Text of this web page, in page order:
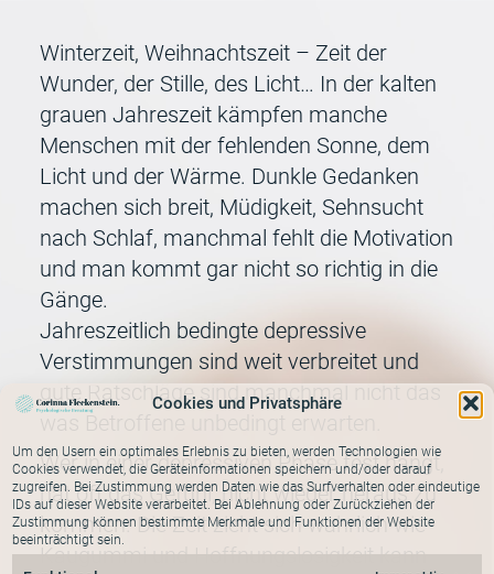
Cookies und Privatsphäre
Um den Usern ein optimales Erlebnis zu bieten, werden Technologien wie
Cookies verwendet, die Geräteinformationen speichern und/oder darauf
zugreifen. Bei Zustimmung werden Daten wie das Surfverhalten oder eindeutige
IDs auf dieser Website verarbeitet. Bei Ablehnung oder Zurückziehen der
Zustimmung können bestimmte Merkmale und Funktionen der Website
beeinträchtigt sein.
Winterzeit, Weihnachtszeit – Zeit der
Wunder, der Stille, des Licht… In der kalten
grauen Jahreszeit kämpfen manche
Menschen mit der fehlenden Sonne, dem
Licht und der Wärme. Dunkle Gedanken
machen sich breit, Müdigkeit, Sehnsucht
nach Schlaf, manchmal fehlt die Motivation
und man kommt gar nicht so richtig in die
Gänge.
Jahreszeitlich bedingte depressive
Verstimmungen sind weit verbreitet und
gute Ratschläge sind manchmal nicht das
Wer in einer depressiven Phase fest hängt,
hat oft das Gefühl, nicht wieder heraus zu
kommen. Die Zeit zieht sich wahrlich wie
Kaugummi und Hoffnungslosigkeit kann